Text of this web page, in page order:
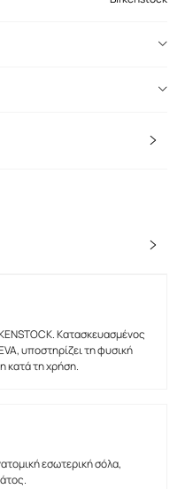
Κατασκευασμένος
υποστηρίζει τη φυσική
κατά τη χρήση.
εσωτερική σόλα,